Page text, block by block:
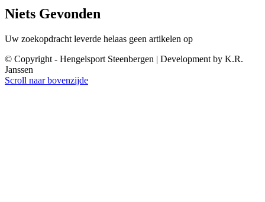
Niets Gevonden
Uw zoekopdracht leverde helaas geen artikelen op
© Copyright - Hengelsport Steenbergen | Development by K.R.
Janssen
Scroll naar bovenzijde